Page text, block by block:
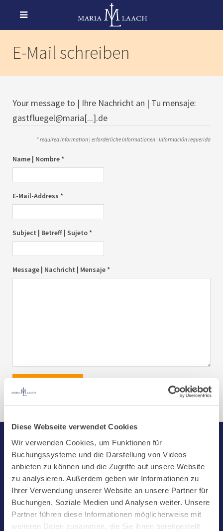
Diese Webseite verwendet Cookies
Wir verwenden Cookies, um Funktionen für
Buchungssysteme und die Darstellung von Videos
anbieten zu können und die Zugriffe auf unsere Website
zu analysieren. Außerdem geben wir Informationen zu
Ihrer Verwendung unserer Website an unsere Partner für
Buchungen, Soziale Medien und Analysen weiter. Unsere
Partner führen diese Informationen möglicherweise mit
weiteren Daten zusammen, die Sie ihnen bereitgestellt
E-Mail schreiben
Your message to | Ihre Nachricht an | Tu mensaje:
gastfluegel@maria[...].de
* required information | erforderliche Informationen | Información requerida
Name | Nombre *
E-Mail-Address *
Subject | Betreff | Sujeto *
Message | Nachricht | Mensaje *
Start
Aktuelles
Kloster
Klosterbetriebe
Spenden